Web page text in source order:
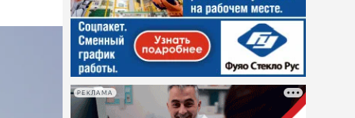
РЕКЛАМА